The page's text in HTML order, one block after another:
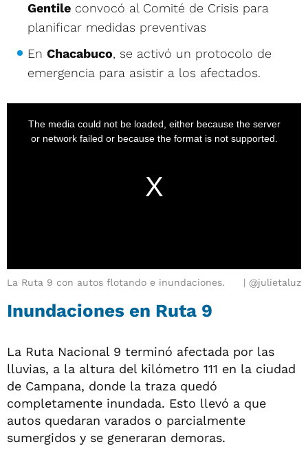
Gentile convocó al Comité de Crisis para
planificar medidas preventivas
En Chacabuco, se activó un protocolo de
emergencia para asistir a los afectados.
La Ruta 9 con autos flotando e inundaciones. @julietaluz
Inundaciones en Ruta 9
La Ruta Nacional 9 terminó afectada por las
lluvias, a la altura del kilómetro 111 en la ciudad
de Campana, donde la traza quedó
completamente inundada. Esto llevó a que
autos quedaran varados o parcialmente
sumergidos y se generaran demoras.